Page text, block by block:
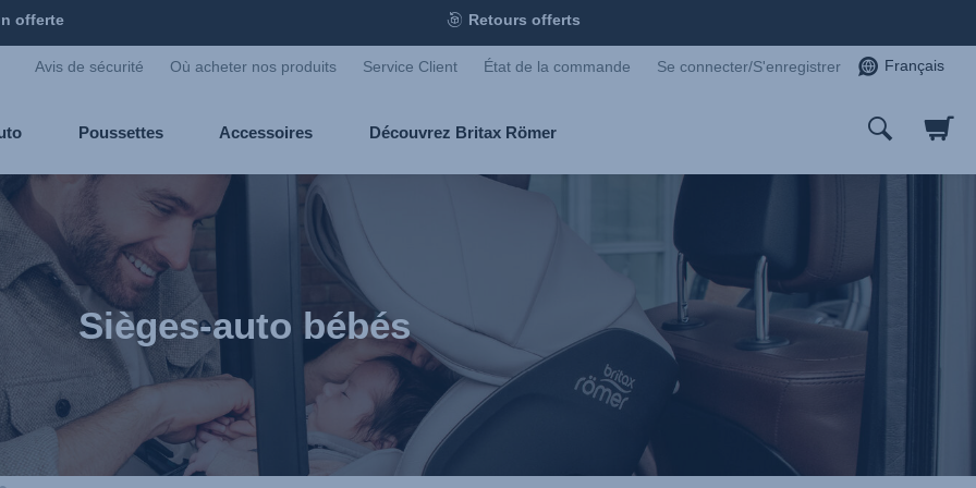
offerte Retours offerts
Avis de sécurité Où acheter nos produits Service Client État de la commande Se connecter/S'enregistrer Français
Poussettes Accessoires Découvrez Britax Römer
Sièges-auto bébés